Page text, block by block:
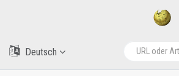
Deutsch